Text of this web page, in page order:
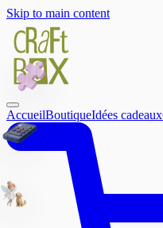
Skip to main content
AccueilBoutiqueIdées cadeaux